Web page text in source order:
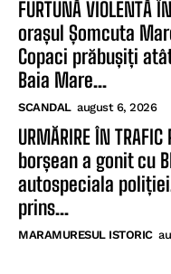
FURTUNĂ VIOLENTĂ
orașul Șomcuta
Copaci prăbușiți
Baia Mare...
SCANDAL august 6, 2026
URMĂRIRE ÎN TRAFIC
borșean a gonit cu
autospeciala
prins...
MARAMURESUL ISTORIC